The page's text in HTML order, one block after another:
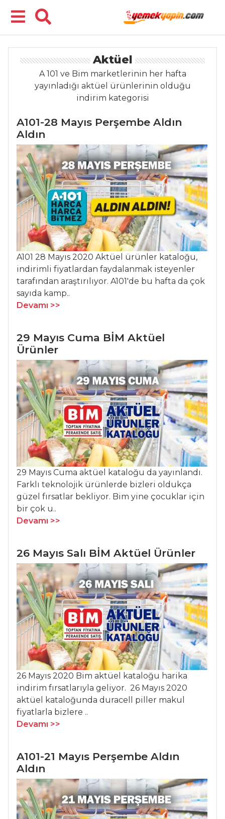
Menü
ANASAYFA
BLOG
Medya
Chefs
Haber
ŞEFİN TARİFLERİ
MENÜLER
Tüm
Kategoriler
SALATALAR
Tavuk Etli Taze
Patates Salatası
Sebzeli Bulgur
Salatası
Salatalar Tüm
Aktüel
A 101 ve Bim marketlerinin her hafta
yayınladığı aktüel ürünlerinin olduğu
indirim kategorisi
A101-28 Mayıs Perşembe Aldın
Aldın
A101 28 Mayıs 2020 Aktüel ürünler kataloğu,
indirimli fiyatlardan faydalanmak isteyenler
tarafından araştırılıyor. A101'de bu hafta da çok
sayıda kamp..
Devamı >>
29 Mayıs Cuma BİM Aktüel
Ürünler
29 Mayıs Cuma aktüel kataloğu da yayınlandı.
Farklı teknolojik ürünlerde bizleri oldukça
güzel fırsatlar bekliyor. Bim yine çocuklar için
bir çok u..
Devamı >>
26 Mayıs Salı BİM Aktüel Ürünler
26 Mayıs 2020 Bim aktüel kataloğu harika
indirim fırsatlarıyla geliyor. 26 Mayıs 2020
aktüel kataloğunda duracell piller makul
fiyatlarla bizlere ..
Devamı >>
A101-21 Mayıs Perşembe Aldın
Aldın